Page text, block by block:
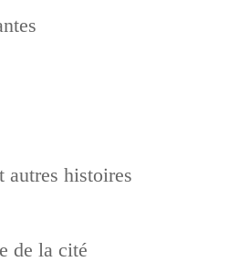
autres histoires
de la cité